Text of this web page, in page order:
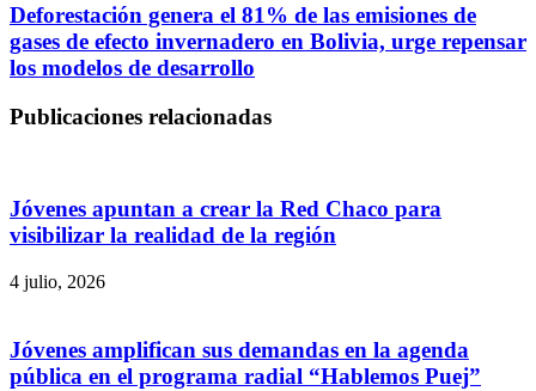
Deforestación genera el 81% de las emisiones de
gases de efecto invernadero en Bolivia, urge repensar
los modelos de desarrollo
Publicaciones relacionadas
Jóvenes apuntan a crear la Red Chaco para
visibilizar la realidad de la región
4 julio, 2026
Jóvenes amplifican sus demandas en la agenda
pública en el programa radial “Hablemos Puej”